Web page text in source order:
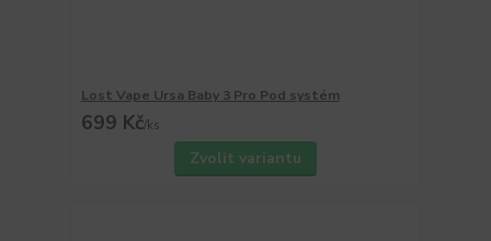
Lost Vape Ursa Baby 3 Pro Pod systém
699 Kč/ks
Zvolit variantu